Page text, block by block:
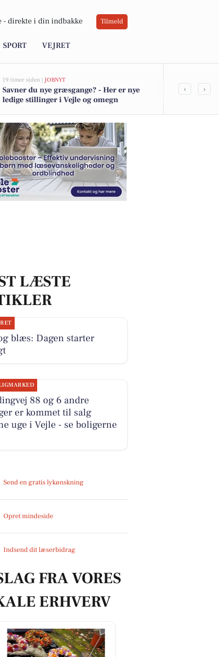
- direkte i din indbakke Tilmeld
SPORT VEJRET
19 timer siden | JOBNYT
Savner du nye græsgange? - Her er nye
ledige stillinger i Vejle og omegn
‹ ›
LÆSTE
blæs: Dagen starter
88 og 6 andre
er kommet til salg
uge i Vejle - se boligerne
Send en gratis lykønskning
Opret mindeside
Indsend dit læserbidrag
FRA VORES
ERHVERV